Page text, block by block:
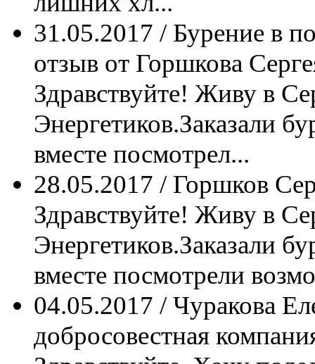
31.05.2017 / Бурение в
отзыв от Горшкова
Здравствуйте! Живу в
Энергетиков.Заказали
вместе посмотрел...
28.05.2017 / Горшков
Здравствуйте! Живу в
Энергетиков.Заказали
вместе посмотрели
04.05.2017 / Чуракова
добросовестная